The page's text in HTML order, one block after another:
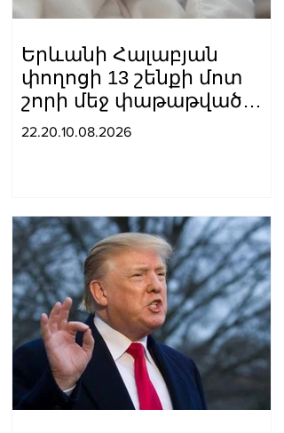
Երևանի Հալաբյան
փողոցի 13 շենքի մոտ
շորի մեջ փաթաթված
նորածին երեխա է
22.20.10.08.2026